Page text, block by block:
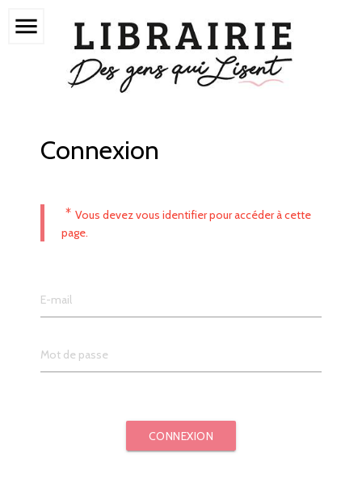
menu
Connexion
* Vous devez vous identifier pour accéder à cette
page.
CONNEXION